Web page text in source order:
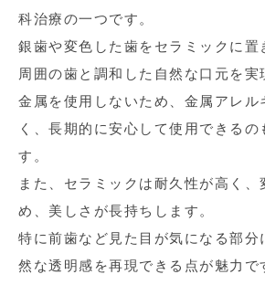
科治療の一つです。
銀歯や変色した歯をセラミックに置
周囲の歯と調和した自然な口元を実
金属を使用しないため、金属アレル
く、長期的に安心して使用できるの
す。
また、セラミックは耐久性が高く、
め、美しさが長持ちします。
特に前歯など見た目が気になる部分
然な透明感を再現できる点が魅力で